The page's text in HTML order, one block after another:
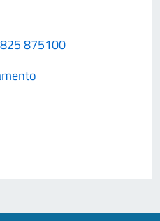
875100